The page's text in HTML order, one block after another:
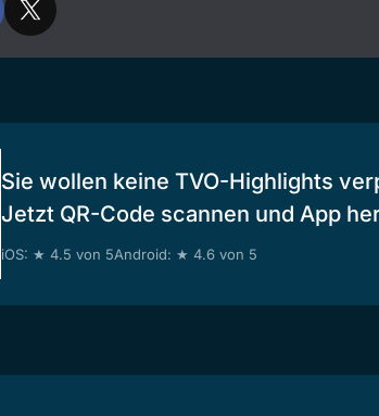
Sie wollen keine TVO-Highlights
Jetzt QR-Code scannen und App
iOS: ★ 4.5 von 5Android: ★ 4.6 von 5